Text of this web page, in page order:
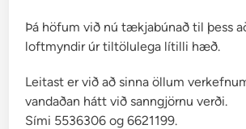
Þá höfum við nú tækjabúnað til þess
loftmyndir úr tiltölulega lítilli hæð.
Leitast er við að sinna öllum
vandaðan hátt við sanngjörnu verði.
Sími 5536306 og 6621199.